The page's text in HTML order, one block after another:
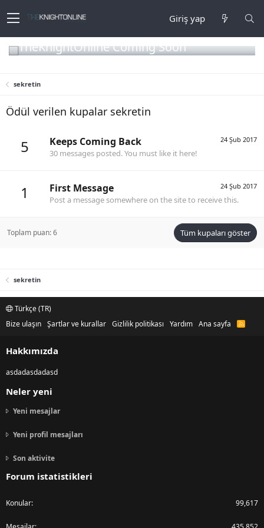
Giriş yap
TheKnightOnline Coming Soon
sekretin
Ödül verilen kupalar sekretin
5 24 Şub 2017
Keeps Coming Back
30 messages posted. You must like it here!
1 24 Şub 2017
First Message
Post a message somewhere on the site to receive this.
Toplam puan: 6 Tüm kupaları göster
sekretin
Türkçe (TR)
Bize ulaşın Şartlar ve kurallar Gizlilik politikası Yardım Ana sayfa
R
Hakkımızda
asdadasdadasd
Neler yeni
Yeni mesajlar
Yeni profil mesajları
Son aktivite
Forum istatistikleri
Konular 99,617